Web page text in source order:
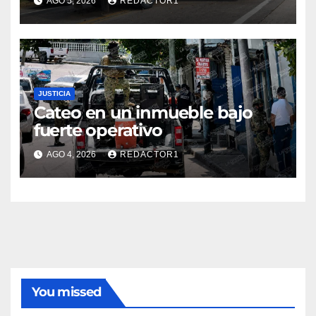
JUSTICIA
Cateo en un inmueble bajo
fuerte operativo
AGO 4, 2026 REDACTOR1
You missed